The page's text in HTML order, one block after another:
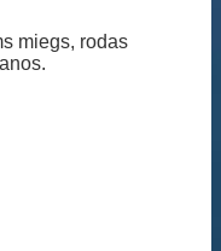
miegs, rodas